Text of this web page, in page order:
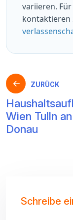
variieren.
kontaktieren
ZURÜCK
Wien Tulln
Donau
Schreibe